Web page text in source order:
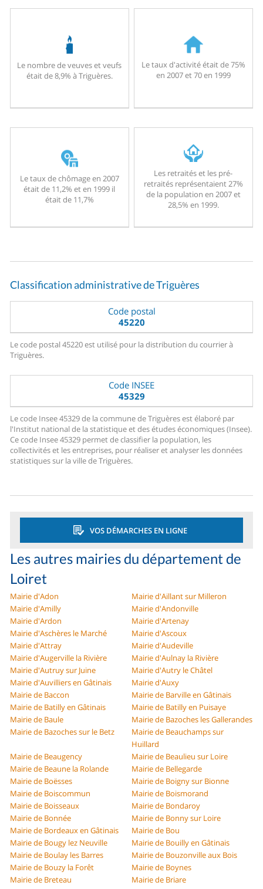
Le nombre de veuves et veufs
était de 8,9% à Triguères.
Le taux d'activité était de 75%
en 2007 et 70 en 1999
Le taux de chômage en 2007
était de 11,2% et en 1999 il
était de 11,7%
Les retraités et les pré-
retraités représentaient 27%
de la population en 2007 et
28,5% en 1999.
Classification administrative de Triguères
Code postal
45220
Le code postal 45220 est utilisé pour la distribution du courrier à
Triguères.
Code INSEE
45329
Le code Insee 45329 de la commune de Triguères est élaboré par
l'Institut national de la statistique et des études économiques (Insee).
Ce code Insee 45329 permet de classifier la population, les
collectivités et les entreprises, pour réaliser et analyser les données
statistiques sur la ville de Triguères.
VOS DÉMARCHES EN LIGNE
Les autres mairies du département de
Loiret
Mairie d'Adon
Mairie d'Aillant sur Milleron
Mairie d'Amilly
Mairie d'Andonville
Mairie d'Ardon
Mairie d'Artenay
Mairie d'Aschères le Marché
Mairie d'Ascoux
Mairie d'Attray
Mairie d'Audeville
Mairie d'Augerville la Rivière
Mairie d'Aulnay la Rivière
Mairie d'Autruy sur Juine
Mairie d'Autry le Châtel
Mairie d'Auvilliers en Gâtinais
Mairie d'Auxy
Mairie de Baccon
Mairie de Barville en Gâtinais
Mairie de Batilly en Gâtinais
Mairie de Batilly en Puisaye
Mairie de Baule
Mairie de Bazoches les Gallerandes
Mairie de Bazoches sur le Betz
Mairie de Beauchamps sur
Huillard
Mairie de Beaugency
Mairie de Beaulieu sur Loire
Mairie de Beaune la Rolande
Mairie de Bellegarde
Mairie de Boësses
Mairie de Boigny sur Bionne
Mairie de Boiscommun
Mairie de Boismorand
Mairie de Boisseaux
Mairie de Bondaroy
Mairie de Bonnée
Mairie de Bonny sur Loire
Mairie de Bordeaux en Gâtinais
Mairie de Bou
Mairie de Bougy lez Neuville
Mairie de Bouilly en Gâtinais
Mairie de Boulay les Barres
Mairie de Bouzonville aux Bois
Mairie de Bouzy la Forêt
Mairie de Boynes
Mairie de Breteau
Mairie de Briare